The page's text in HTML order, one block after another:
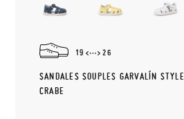
19 26
SANDALES SOUPLES GARVALÍN STYLE
CRABE